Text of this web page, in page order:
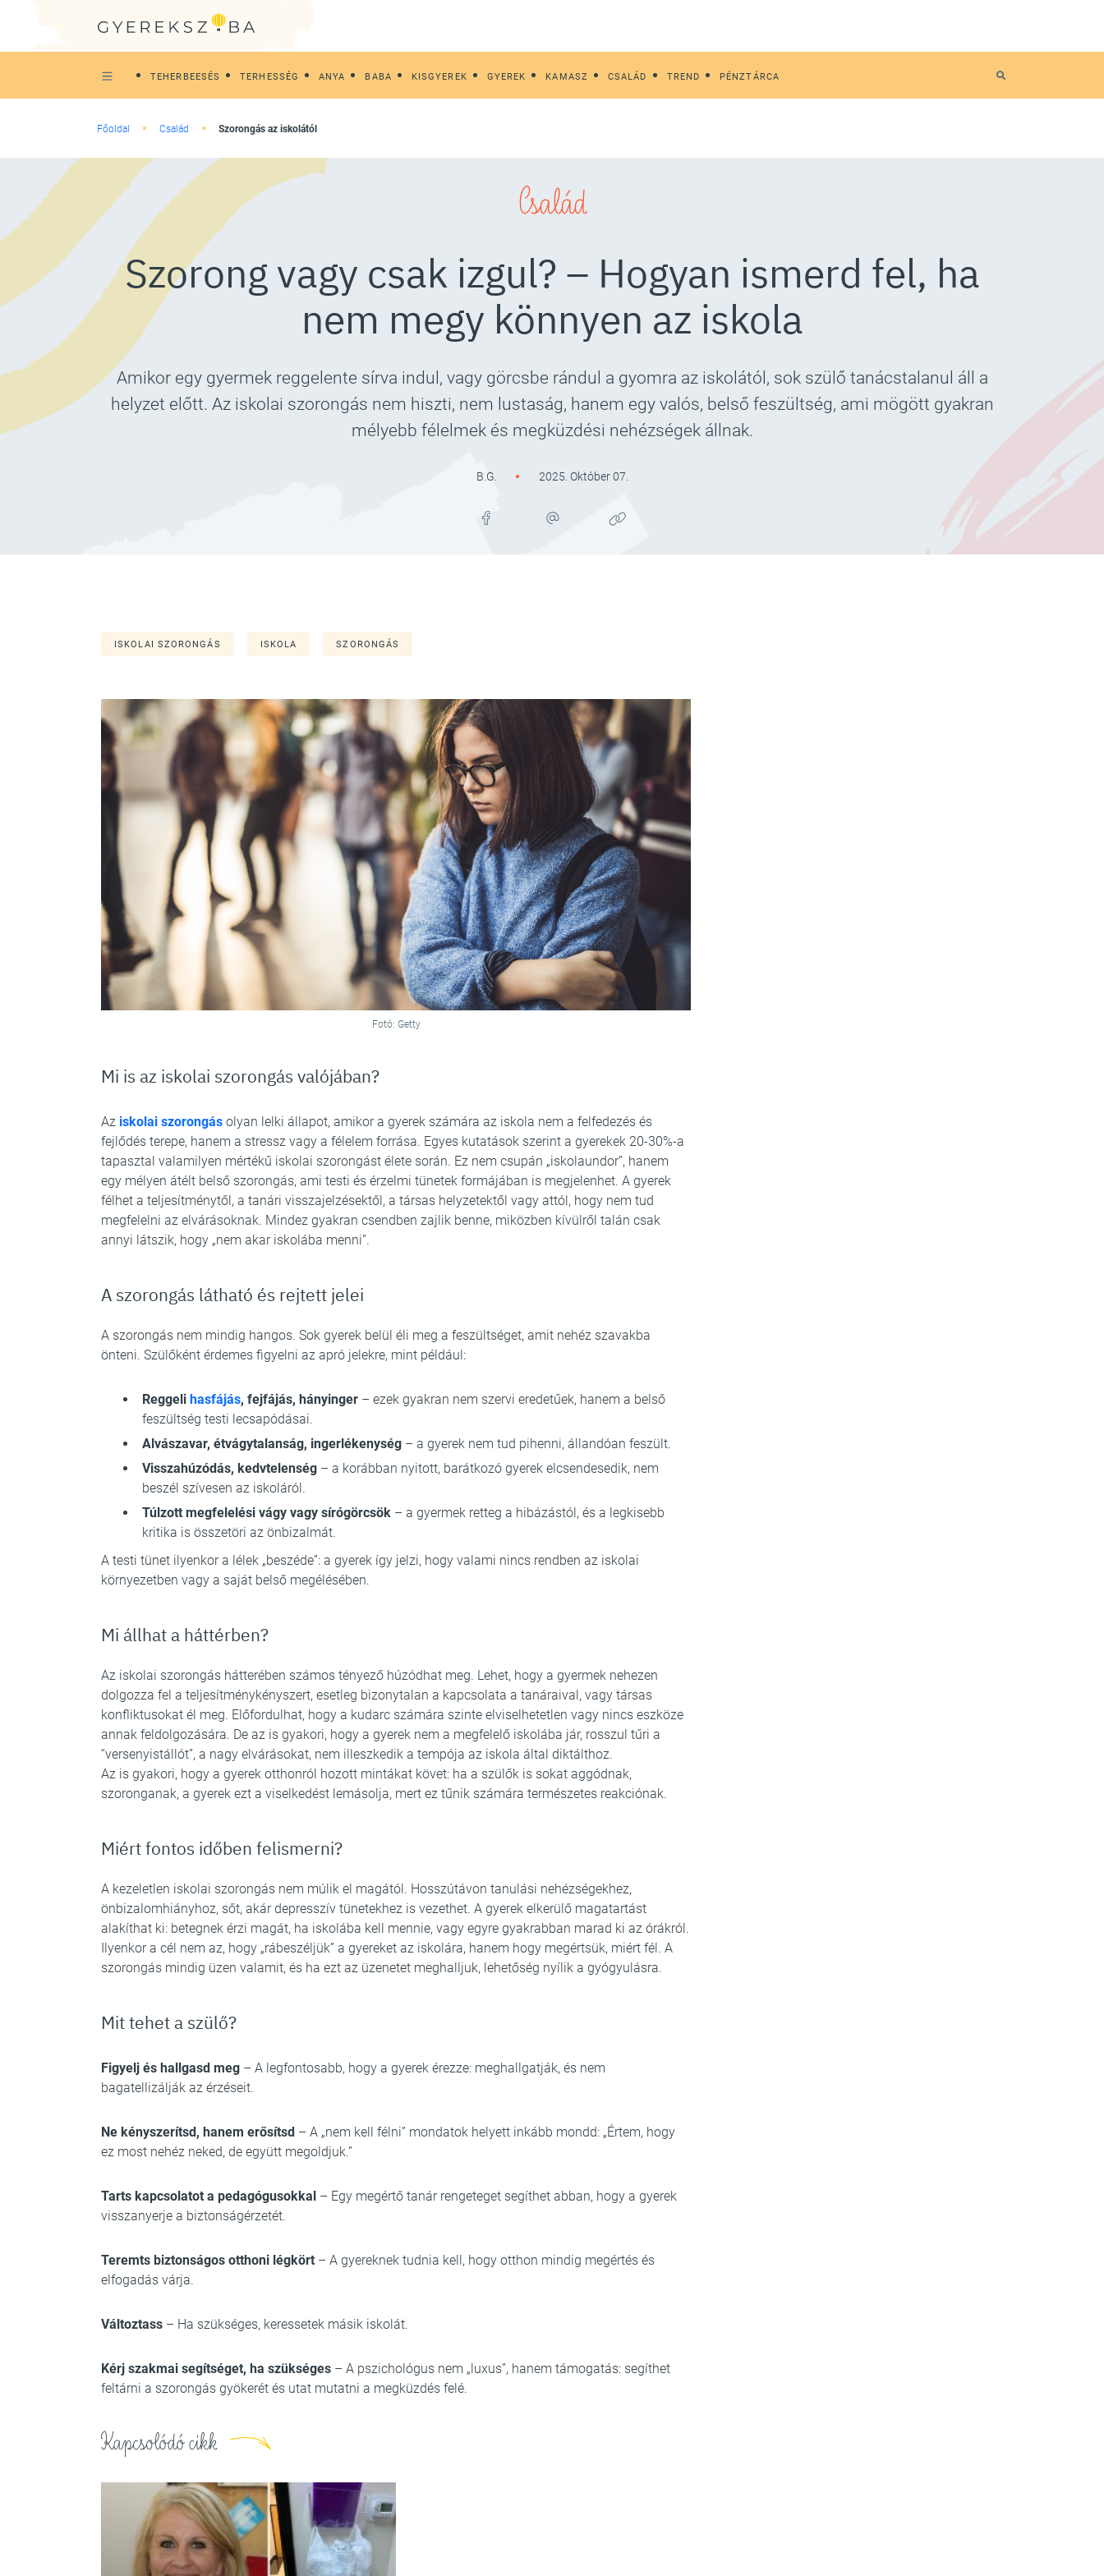
TEHERBEESÉS TERHESSÉG ANYA BABA KISGYEREK GYEREK KAMASZ CSALÁD TREND PÉNZTÁRCA
Főoldal Család Szorongás az iskolától
Család
Szorong vagy csak izgul? – Hogyan ismerd fel, ha
nem megy könnyen az iskola
Amikor egy gyermek reggelente sírva indul, vagy görcsbe rándul a gyomra az iskolától, sok szülő tanácstalanul áll a
helyzet előtt. Az iskolai szorongás nem hiszti, nem lustaság, hanem egy valós, belső feszültség, ami mögött gyakran
mélyebb félelmek és megküzdési nehézségek állnak.
B.G. 2025. Október 07.
ISKOLAI SZORONGÁS ISKOLA SZORONGÁS
Fotó: Getty
Mi is az iskolai szorongás valójában?
Az iskolai szorongás olyan lelki állapot, amikor a gyerek számára az iskola nem a felfedezés és
fejlődés terepe, hanem a stressz vagy a félelem forrása. Egyes kutatások szerint a gyerekek 20-30%-a
tapasztal valamilyen mértékű iskolai szorongást élete során. Ez nem csupán „iskolaundor”, hanem
egy mélyen átélt belső szorongás, ami testi és érzelmi tünetek formájában is megjelenhet. A gyerek
félhet a teljesítménytől, a tanári visszajelzésektől, a társas helyzetektől vagy attól, hogy nem tud
megfelelni az elvárásoknak. Mindez gyakran csendben zajlik benne, miközben kívülről talán csak
annyi látszik, hogy „nem akar iskolába menni”.
A szorongás látható és rejtett jelei
A szorongás nem mindig hangos. Sok gyerek belül éli meg a feszültséget, amit nehéz szavakba
önteni. Szülőként érdemes figyelni az apró jelekre, mint például:
Reggeli hasfájás, fejfájás, hányinger – ezek gyakran nem szervi eredetűek, hanem a belső
feszültség testi lecsapódásai.
Alvászavar, étvágytalanság, ingerlékenység – a gyerek nem tud pihenni, állandóan feszült.
Visszahúzódás, kedvtelenség – a korábban nyitott, barátkozó gyerek elcsendesedik, nem
beszél szívesen az iskoláról.
Túlzott megfelelési vágy vagy sírógörcsök – a gyermek retteg a hibázástól, és a legkisebb
kritika is összetöri az önbizalmát.
A testi tünet ilyenkor a lélek „beszéde”: a gyerek így jelzi, hogy valami nincs rendben az iskolai
környezetben vagy a saját belső megélésében.
Mi állhat a háttérben?
Az iskolai szorongás hátterében számos tényező húzódhat meg. Lehet, hogy a gyermek nehezen
dolgozza fel a teljesítménykényszert, esetleg bizonytalan a kapcsolata a tanáraival, vagy társas
konfliktusokat él meg. Előfordulhat, hogy a kudarc számára szinte elviselhetetlen vagy nincs eszköze
annak feldolgozására. De az is gyakori, hogy a gyerek nem a megfelelő iskolába jár, rosszul tűri a
“versenyistállót”, a nagy elvárásokat, nem illeszkedik a tempója az iskola által diktálthoz.
Az is gyakori, hogy a gyerek otthonról hozott mintákat követ: ha a szülők is sokat aggódnak,
szoronganak, a gyerek ezt a viselkedést lemásolja, mert ez tűnik számára természetes reakciónak.
Miért fontos időben felismerni?
A kezeletlen iskolai szorongás nem múlik el magától. Hosszútávon tanulási nehézségekhez,
önbizalomhiányhoz, sőt, akár depresszív tünetekhez is vezethet. A gyerek elkerülő magatartást
alakíthat ki: betegnek érzi magát, ha iskolába kell mennie, vagy egyre gyakrabban marad ki az órákról.
Ilyenkor a cél nem az, hogy „rábeszéljük” a gyereket az iskolára, hanem hogy megértsük, miért fél. A
szorongás mindig üzen valamit, és ha ezt az üzenetet meghalljuk, lehetőség nyílik a gyógyulásra.
Mit tehet a szülő?
Figyelj és hallgasd meg – A legfontosabb, hogy a gyerek érezze: meghallgatják, és nem
bagatellizálják az érzéseit.
Ne kényszerítsd, hanem erősítsd – A „nem kell félni” mondatok helyett inkább mondd: „Értem, hogy
ez most nehéz neked, de együtt megoldjuk.”
Tarts kapcsolatot a pedagógusokkal – Egy megértő tanár rengeteget segíthet abban, hogy a gyerek
visszanyerje a biztonságérzetét.
Teremts biztonságos otthoni légkört – A gyereknek tudnia kell, hogy otthon mindig megértés és
elfogadás várja.
Változtass – Ha szükséges, keressetek másik iskolát.
Kérj szakmai segítséget, ha szükséges – A pszichológus nem „luxus”, hanem támogatás: segíthet
feltárni a szorongás gyökerét és utat mutatni a megküzdés felé.
Kapcsolódó cikk